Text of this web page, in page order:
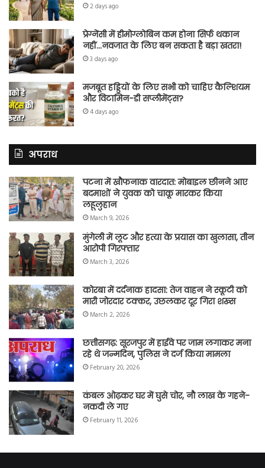
2 days ago
प्रेग्नेंसी में हीमोग्लोबिन कम होना सिर्फ थकान
नहीं…नवजात के लिए बन सकता है बड़ा खतरा!
3 days ago
मजबूत हड्डियों के लिए सभी को चाहिए कैल्शियम
और विटामिन-डी सप्लीमेंट्स?
4 days ago
अपराध
पटना में खौफनाक वारदात: मोबाइल छीनने आए
बदमाशों ने युवक को चाकू मारकर किया
लहूलुहान
March 9, 2026
मुंगेली में लूट और हत्या के प्रयास का खुलासा, तीन
आरोपी गिरफ्तार
March 3, 2026
कोरबा में दर्दनाक हादसा: तेज वाहन ने स्कूटी को
मारी जोरदार टक्कर, उछलकर दूर गिरा शख्स
March 2, 2026
छत्तीसगढ़: सूरजपुर में हाईवे पर जाम लगाकर मना
रहे थे जन्मदिन, पुलिस ने दर्ज किया मामला
February 20, 2026
कंबल ओढ़कर घर में घुसे चोर, नौ लाख के गहने-
नकदी ले गए
February 11, 2026